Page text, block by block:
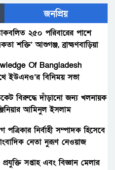
উ’দ্ধার‌
জনপ্রিয়
২৫০ পরিবারের পাশে
শক্তি’ আশুগঞ্জ, ব্রাহ্মণবাড়িয়া
Of Bangladesh
ইউএনও’র বিনিময় সভা
বিরুদ্ধে দাঁড়ানো জন্য খলনায়ক
আমিনুল ইসলাম
পত্রিকার নির্বাহী সম্পাদক হিসেবে
নেতা নুরূণ নেওয়াজ
সপ্তাহ এবং বিজ্ঞান মেলার